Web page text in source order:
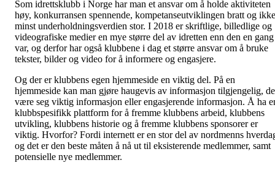
Som idrettsklubb i Norge har man et ansvar om å holde aktiviteten
høy, konkurransen spennende, kompetanseutviklingen bratt og ikke
minst underholdningsverdien stor. I 2018 er skriftlige, billedlige og
videografiske medier en mye større del av idretten enn den en gang
var, og derfor har også klubbene i dag et større ansvar om å bruke
tekster, bilder og video for å informere og engasjere.
Og der er klubbens egen hjemmeside en viktig del. På en
hjemmeside kan man gjøre haugevis av informasjon tilgjengelig,
være seg viktig informasjon eller engasjerende informasjon. Å ha
klubbspesifikk plattform for å fremme klubbens arbeid, klubbens
utvikling, klubbens historie og å fremme klubbens sponsorer er
viktig. Hvorfor? Fordi internett er en stor del av nordmenns
og det er den beste måten å nå ut til eksisterende medlemmer, samt
potensielle nye medlemmer.